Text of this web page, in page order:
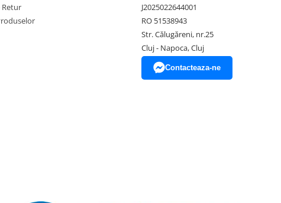
Retur
J2025022644001
RO 51538943
Str. Călugăreni, nr.25
Cluj - Napoca, Cluj
Contacteaza-ne